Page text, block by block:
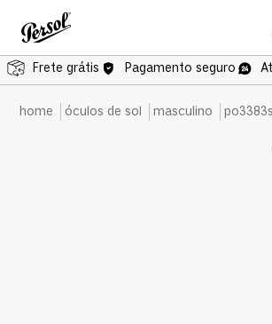
Frete grátis Pagamento seguro
óculos de sol masculino
po3383s